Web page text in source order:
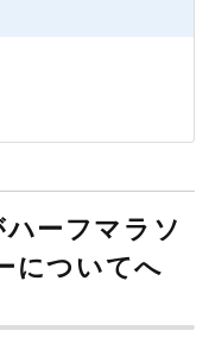
ハーフマラソ
についてへ